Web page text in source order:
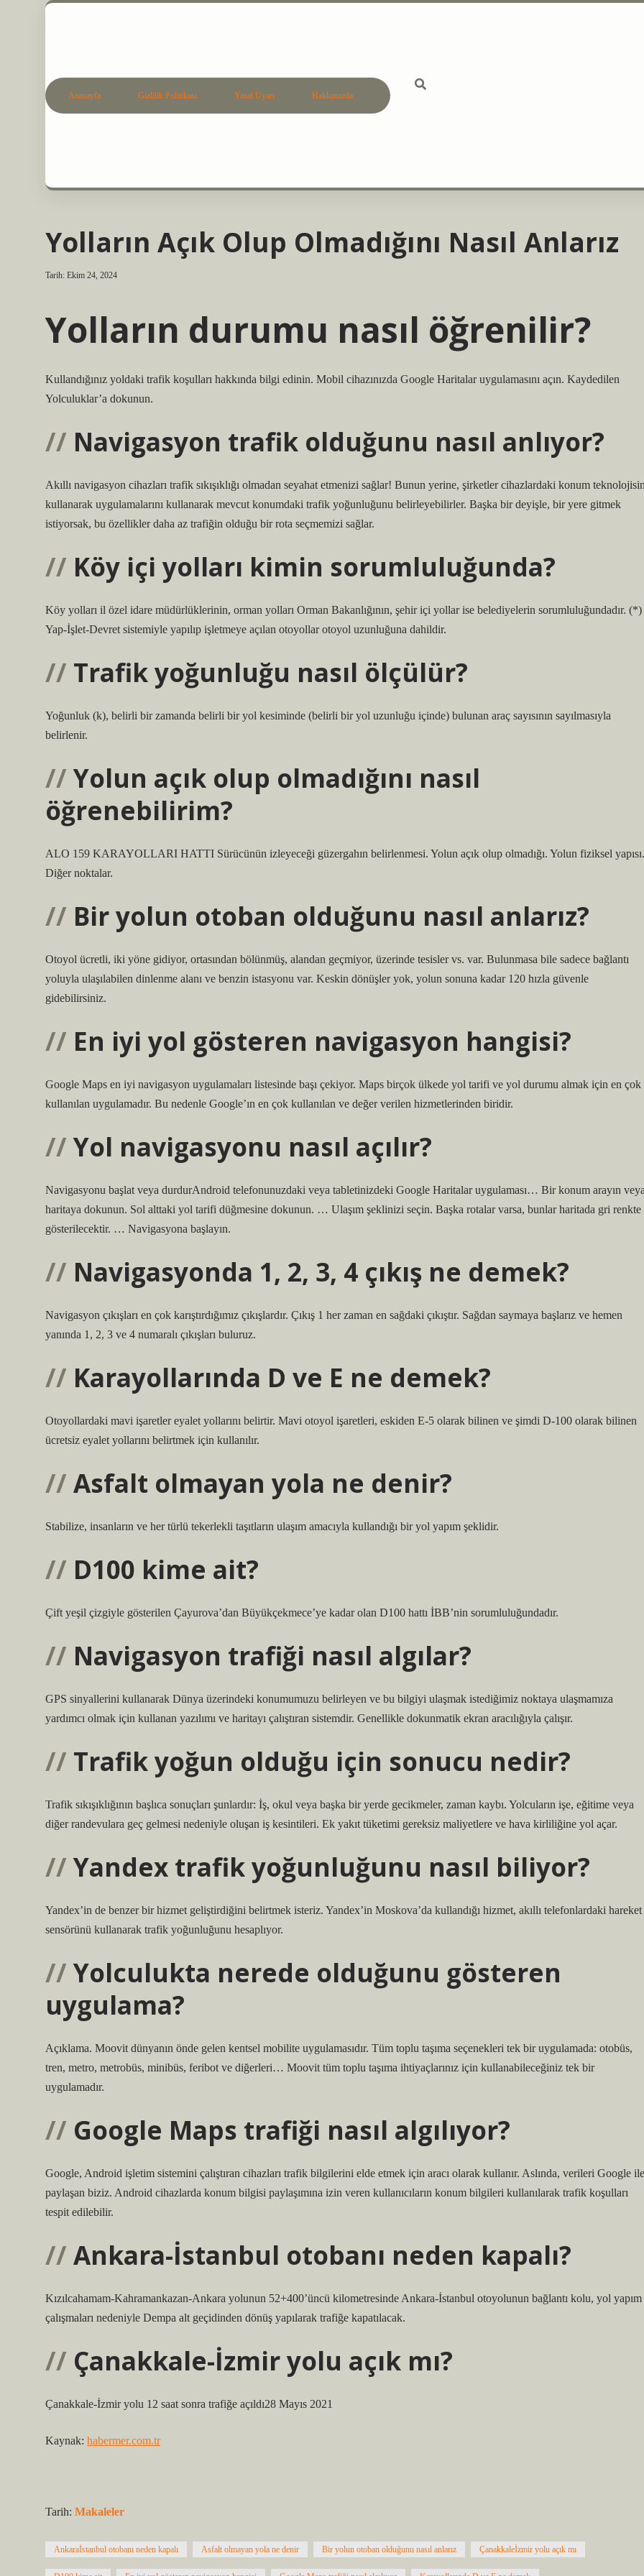
Anasayfa Gizlilik Politikası Yasal Uyarı Hakkımızda
Yolların Açık Olup Olmadığını Nasıl Anlarız
Tarih: Ekim 24, 2024
Yolların durumu nasıl öğrenilir?
Kullandığınız yoldaki trafik koşulları hakkında bilgi edinin. Mobil cihazınızda Google Haritalar uygulamasını açın. Kaydedilen
Yolculuklar’a dokunun.
Navigasyon trafik olduğunu nasıl anlıyor?
Akıllı navigasyon cihazları trafik sıkışıklığı olmadan seyahat etmenizi sağlar! Bunun yerine, şirketler cihazlardaki konum
kullanarak uygulamalarını kullanarak mevcut konumdaki trafik yoğunluğunu belirleyebilirler. Başka bir deyişle, bir yere gitmek
istiyorsak, bu özellikler daha az trafiğin olduğu bir rota seçmemizi sağlar.
Köy içi yolları kimin sorumluluğunda?
Köy yolları il özel idare müdürlüklerinin, orman yolları Orman Bakanlığının, şehir içi yollar ise belediyelerin sorumluluğundadır. (*)
Yap-İşlet-Devret sistemiyle yapılıp işletmeye açılan otoyollar otoyol uzunluğuna dahildir.
Trafik yoğunluğu nasıl ölçülür?
Yoğunluk (k), belirli bir zamanda belirli bir yol kesiminde (belirli bir yol uzunluğu içinde) bulunan araç sayısının sayılmasıyla
belirlenir.
Yolun açık olup olmadığını nasıl
öğrenebilirim?
ALO 159 KARAYOLLARI HATTI Sürücünün izleyeceği güzergahın belirlenmesi. Yolun açık olup olmadığı. Yolun fiziksel yapısı.
Diğer noktalar.
Bir yolun otoban olduğunu nasıl anlarız?
Otoyol ücretli, iki yöne gidiyor, ortasından bölünmüş, alandan geçmiyor, üzerinde tesisler vs. var. Bulunmasa bile sadece bağlantı
yoluyla ulaşılabilen dinlenme alanı ve benzin istasyonu var. Keskin dönüşler yok, yolun sonuna kadar 120 hızla güvenle
gidebilirsiniz.
En iyi yol gösteren navigasyon hangisi?
Google Maps en iyi navigasyon uygulamaları listesinde başı çekiyor. Maps birçok ülkede yol tarifi ve yol durumu almak için en çok
kullanılan uygulamadır. Bu nedenle Google’ın en çok kullanılan ve değer verilen hizmetlerinden biridir.
Yol navigasyonu nasıl açılır?
Navigasyonu başlat veya durdurAndroid telefonunuzdaki veya tabletinizdeki Google Haritalar uygulaması… Bir konum arayın
haritaya dokunun. Sol alttaki yol tarifi düğmesine dokunun. … Ulaşım şeklinizi seçin. Başka rotalar varsa, bunlar haritada gri renkte
gösterilecektir. … Navigasyona başlayın.
Navigasyonda 1, 2, 3, 4 çıkış ne demek?
Navigasyon çıkışları en çok karıştırdığımız çıkışlardır. Çıkış 1 her zaman en sağdaki çıkıştır. Sağdan saymaya başlarız ve hemen
yanında 1, 2, 3 ve 4 numaralı çıkışları buluruz.
Karayollarında D ve E ne demek?
Otoyollardaki mavi işaretler eyalet yollarını belirtir. Mavi otoyol işaretleri, eskiden E-5 olarak bilinen ve şimdi D-100 olarak bilinen
ücretsiz eyalet yollarını belirtmek için kullanılır.
Asfalt olmayan yola ne denir?
Stabilize, insanların ve her türlü tekerlekli taşıtların ulaşım amacıyla kullandığı bir yol yapım şeklidir.
D100 kime ait?
Çift yeşil çizgiyle gösterilen Çayurova’dan Büyükçekmece’ye kadar olan D100 hattı İBB’nin sorumluluğundadır.
Navigasyon trafiği nasıl algılar?
GPS sinyallerini kullanarak Dünya üzerindeki konumumuzu belirleyen ve bu bilgiyi ulaşmak istediğimiz noktaya ulaşmamıza
yardımcı olmak için kullanan yazılımı ve haritayı çalıştıran sistemdir. Genellikle dokunmatik ekran aracılığıyla çalışır.
Trafik yoğun olduğu için sonucu nedir?
Trafik sıkışıklığının başlıca sonuçları şunlardır: İş, okul veya başka bir yerde gecikmeler, zaman kaybı. Yolcuların işe, eğitime veya
diğer randevulara geç gelmesi nedeniyle oluşan iş kesintileri. Ek yakıt tüketimi gereksiz maliyetlere ve hava kirliliğine yol açar.
Yandex trafik yoğunluğunu nasıl biliyor?
Yandex’in de benzer bir hizmet geliştirdiğini belirtmek isteriz. Yandex’in Moskova’da kullandığı hizmet, akıllı telefonlardaki hareket
sensörünü kullanarak trafik yoğunluğunu hesaplıyor.
Yolculukta nerede olduğunu gösteren
uygulama?
Açıklama. Moovit dünyanın önde gelen kentsel mobilite uygulamasıdır. Tüm toplu taşıma seçenekleri tek bir uygulamada: otobüs,
tren, metro, metrobüs, minibüs, feribot ve diğerleri… Moovit tüm toplu taşıma ihtiyaçlarınız için kullanabileceğiniz tek bir
uygulamadır.
Google Maps trafiği nasıl algılıyor?
Google, Android işletim sistemini çalıştıran cihazları trafik bilgilerini elde etmek için aracı olarak kullanır. Aslında, verileri Google ile
paylaşan biziz. Android cihazlarda konum bilgisi paylaşımına izin veren kullanıcıların konum bilgileri kullanılarak trafik koşulları
tespit edilebilir.
Ankara-İstanbul otobanı neden kapalı?
Kızılcahamam-Kahramankazan-Ankara yolunun 52+400’üncü kilometresinde Ankara-İstanbul otoyolunun bağlantı kolu, yol yapım
çalışmaları nedeniyle Dempa alt geçidinden dönüş yapılarak trafiğe kapatılacak.
Çanakkale-İzmir yolu açık mı?
Çanakkale-İzmir yolu 12 saat sonra trafiğe açıldı28 Mayıs 2021
Kaynak: habermer.com.tr
Tarih: Makaleler
Ankaraİstanbul otobanı neden kapalı Asfalt olmayan yola ne denir Bir yolun otoban olduğunu nasıl anlarız Çanakkaleİzmir yolu açık mı